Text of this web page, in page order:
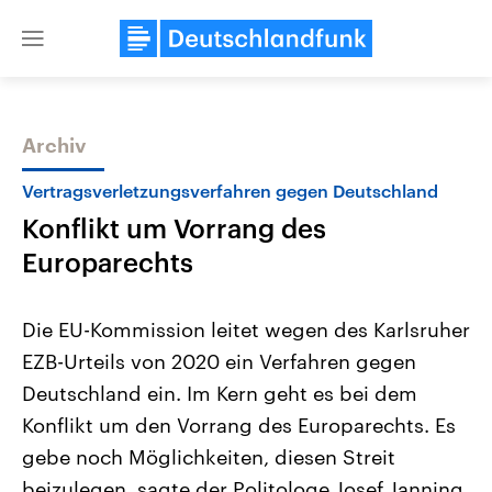
Close
Themen
Landtagswahl Sachsen-Anhalt
2026
Alle Informationen
Sachsen-Anhalt wählt am 6.
September 2026 einen neuen
Landtag. Seit 2021 wird das
Bundesland von einer Koalition aus
Aktuelle Beiträge,
Hintergründe
Wirtschaftlich und
gehören die Vereinigten
den mächtigsten Ländern
mit großem Einfluss auf
Archiv
Vertragsverletzungsverfahren gegen Deutschland
Konflikt um Vorrang des
Europarechts
Die EU-Kommission leitet wegen des Karlsruher
EZB-Urteils von 2020 ein Verfahren gegen
Deutschland ein. Im Kern geht es bei dem
Konflikt um den Vorrang des Europarechts. Es
gebe noch Möglichkeiten, diesen Streit